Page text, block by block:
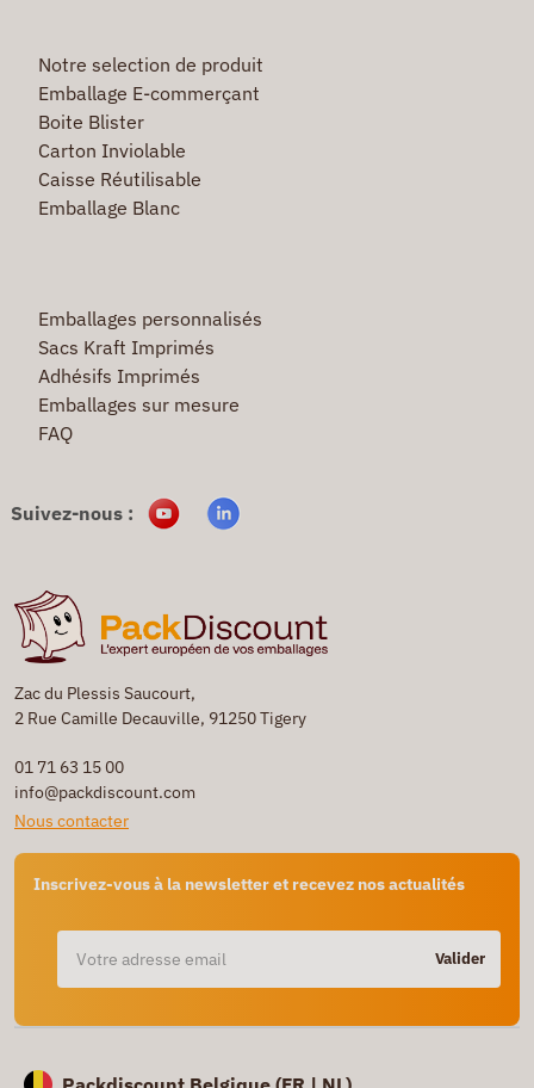
Zac du Plessis Saucourt,
2 Rue Camille Decauville, 91250 Tigery
01 71 63 15 00
info@packdiscount.com
Nous contacter
Inscrivez-vous à la newsletter et recevez nos actualités
Valider
Notre selection de produit
Emballage E-commerçant
Boite Blister
Carton Inviolable
Caisse Réutilisable
Emballage Blanc
Emballages personnalisés
Sacs Kraft Imprimés
Adhésifs Imprimés
Emballages sur mesure
FAQ
Suivez-nous :